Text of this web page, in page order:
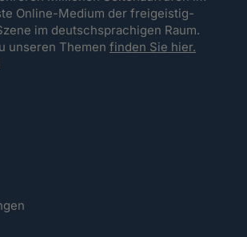
Online-Medium der freigeistig-
im deutschsprachigen Raum.
unseren Themenfinden Sie hier.